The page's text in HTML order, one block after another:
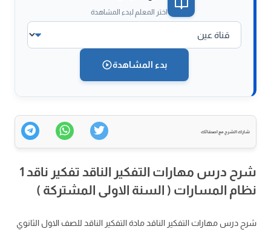
اختر المعلم لبدء المشاهدة
بدء المشاهدة
شارك الشرح مع اصدقائك
شرح درس مهارات التفكير الناقد تفكير ناقد 1
نظام المسارات ( السنة الاولى المشتركة )
شرح درس مهارات التفكير الناقد مادة التفكير الناقد للصف الاول الثانوي